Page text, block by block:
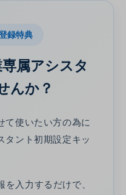
録特典
属アシスタ
んか？
て使いたい方の為に
タント初期設定キッ
入力するだけで、